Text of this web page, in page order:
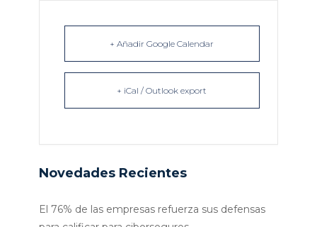
+ Añadir Google Calendar
+ iCal / Outlook export
Novedades Recientes
El 76% de las empresas refuerza sus defensas